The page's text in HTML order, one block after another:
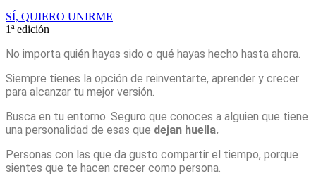
SÍ, QUIERO UNIRME
1ª edición
No importa quién hayas sido o qué hayas hecho hasta ahora.
Siempre tienes la opción de reinventarte, aprender y crecer
para alcanzar tu mejor versión.
Busca en tu entorno. Seguro que conoces a alguien que tiene
una personalidad de esas que dejan huella.
Personas con las que da gusto compartir el tiempo, porque
sientes que te hacen crecer como persona.